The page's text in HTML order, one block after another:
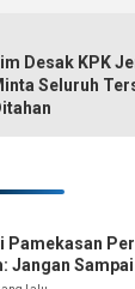
Desak KPK
Seluruh
Pamekasan
Jangan